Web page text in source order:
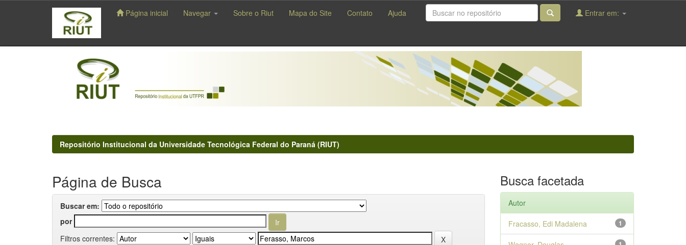
navigation
Página inicial Navegar Sobre o Riut Mapa do Site Contato Ajuda Entrar em:
Repositório Institucional da Universidade Tecnológica Federal do Paraná (RIUT)
Página de Busca
Buscar em:
por
Filtros correntes:
Busca facetada
Autor
1
Fracasso, Edi Madalena